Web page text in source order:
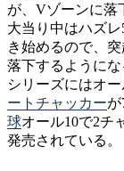
が、Vゾーンに落
大当り中はハズレ
き始めるので、
落下するようにな
シリーズにはオ
ートチャッカー
球オール10で2チ
発売されている。